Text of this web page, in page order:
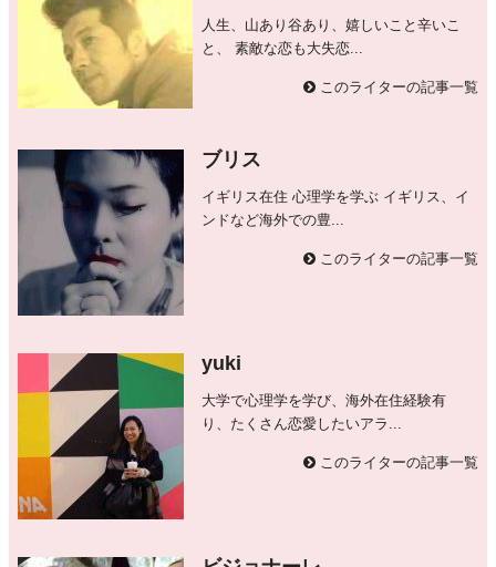
人生、山あり谷あり、嬉しいこと辛いこ
と、 素敵な恋も大失恋...
このライターの記事一覧
ブリス
イギリス在住 心理学を学ぶ イギリス、イ
ンドなど海外での豊...
このライターの記事一覧
yuki
大学で心理学を学び、海外在住経験有
り、たくさん恋愛したいアラ...
このライターの記事一覧